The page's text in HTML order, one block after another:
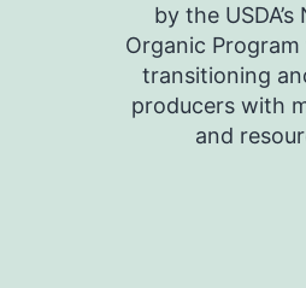
by the
Organic
transitioning
producers with
and